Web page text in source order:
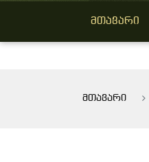
ᲛᲗᲐᲕᲐᲠᲘ
მთავარი